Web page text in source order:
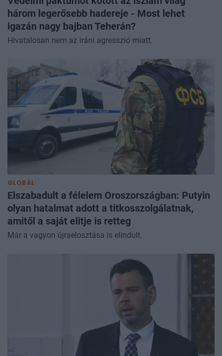
három legerősebb hadereje - Most lehet
igazán nagy bajban Teherán?
Hivatalosan nem az iráni agresszió miatt.
GLOBÁL
Elszabadult a félelem Oroszországban: Putyin
olyan hatalmat adott a titkosszolgálatnak,
amitől a saját elitje is retteg
Már a vagyon újraelosztása is elindult.